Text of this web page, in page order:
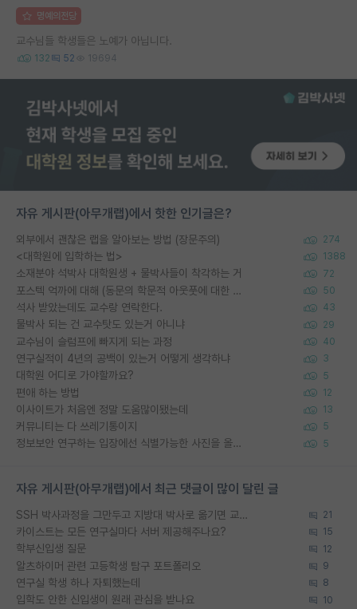
명예의전당
교수님들 학생들은 노예가 아닙니다.
132 52 19694
자유 게시판(아무개랩)에서 핫한 인기글은?
외부에서 괜찮은 랩을 알아보는 방법 (장문주의) 274
<대학원에 입학하는 법> 1388
소재분야 석박사 대학원생 + 물박사들이 착각하는 거 72
포스텍 억까에 대해 (동문의 학문적 아웃풋에 대한 반박) 50
석사 받았는데도 교수랑 연락한다. 43
물박사 되는 건 교수탓도 있는거 아니냐 29
교수님이 슬럼프에 빠지게 되는 과정 40
연구실적이 4년의 공백이 있는거 어떻게 생각하냐 3
대학원 어디로 가야할까요? 5
편애 하는 방법 12
이사이트가 처음엔 정말 도움많이됐는데 13
커뮤니티는 다 쓰레기통이지 5
정보보안 연구하는 입장에선 식별가능한 사진을 올리는건 비추이긴함 5
자유 게시판(아무개랩)에서 최근 댓글이 많이 달린 글
SSH 박사과정을 그만두고 지방대 박사로 옮기면 교수의 꿈은 끝일까요? 21
카이스트는 모든 연구실마다 서버 제공해주나요? 15
학부신입생 질문 12
알츠하이머 관련 고등학생 탐구 포트폴리오 9
연구실 학생 하나 자퇴했는데 8
입학도 안한 신입생이 원래 관심을 받나요 10